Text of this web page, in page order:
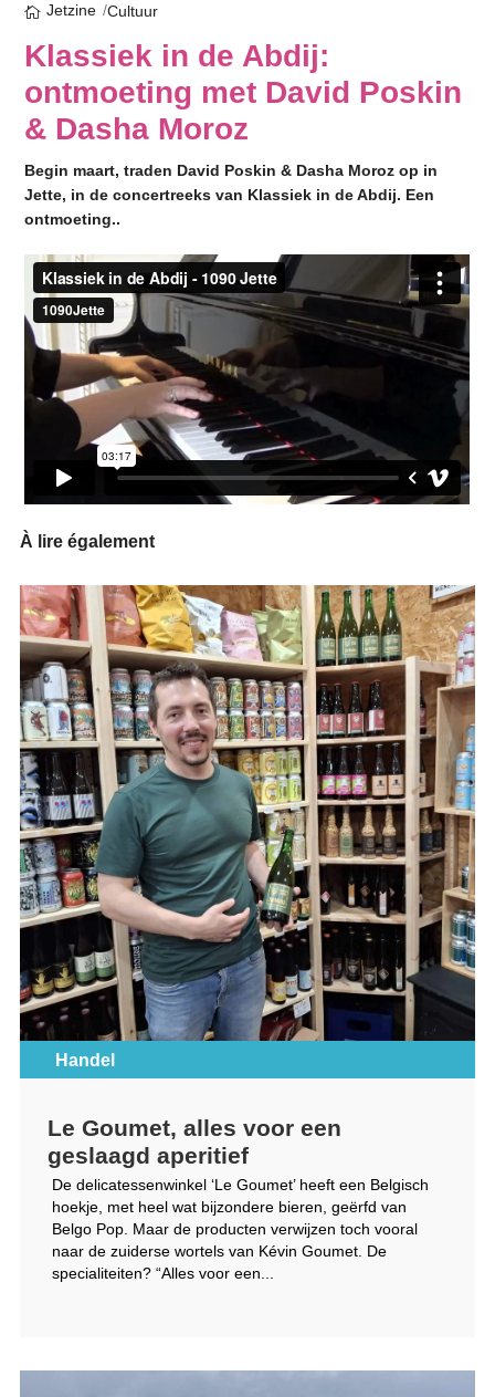
Jetzine Cultuur
Klassiek in de Abdij:
ontmoeting met David Poskin
& Dasha Moroz
Begin maart, traden David Poskin & Dasha Moroz op in
Jette, in de concertreeks van Klassiek in de Abdij. Een
ontmoeting..
À lire également
Handel
Le Goumet, alles voor een
geslaagd aperitief
De delicatessenwinkel ‘Le Goumet’ heeft een Belgisch
hoekje, met heel wat bijzondere bieren, geërfd van
Belgo Pop. Maar de producten verwijzen toch vooral
naar de zuiderse wortels van Kévin Goumet. De
specialiteiten? “Alles voor een...